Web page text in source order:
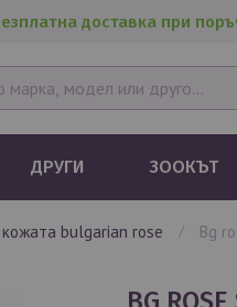
доставка при
ДРУГИ ЗООКЪТ
кожата bulgarian rose bg